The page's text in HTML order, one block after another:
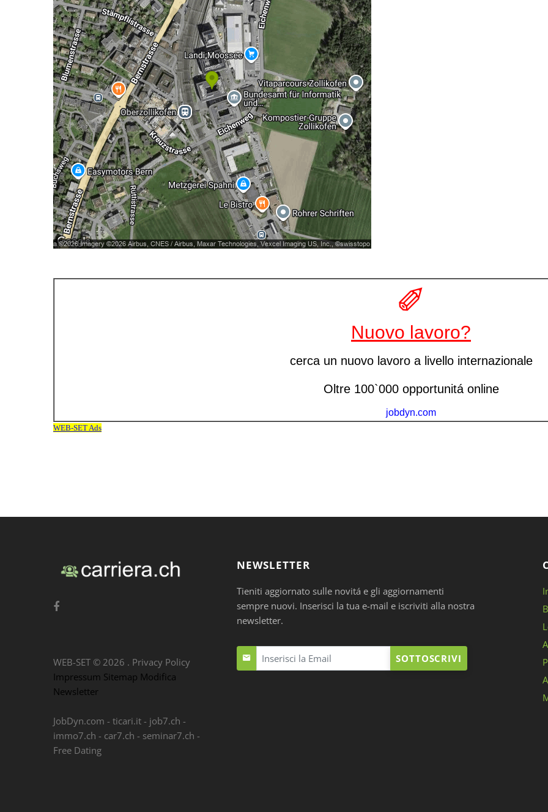
NEWSLETTER
Tieniti aggiornato sulle novitá e gli aggiornamenti
sempre nuovi. Inserisci la tua e-mail e iscriviti alla nostra
newsletter.
SOTTOSCRIVI
WEB-SET © 2026 . Privacy Policy
Impressum Sitemap Modifica
Newsletter
JobDyn.com - ticari.it - job7.ch -
immo7.ch - car7.ch - seminar7.ch -
Free Dating